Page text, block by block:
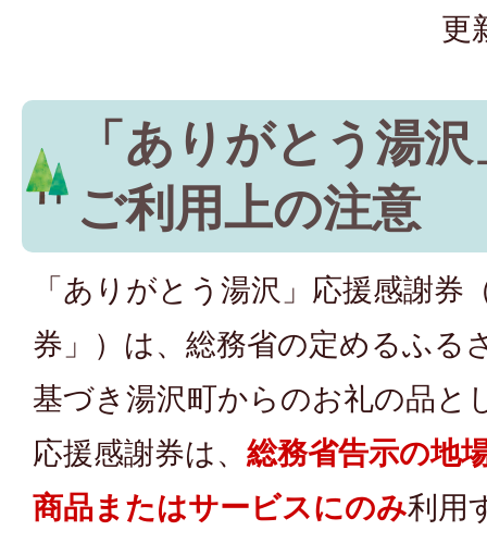
更
「ありがとう湯
ご利用上の注意
「ありがとう湯沢」応援感謝券
券」）は、総務省の定めるふる
基づき湯沢町からのお礼の品と
応援感謝券は、 総務省告示の地
商品またはサービスにのみ利用